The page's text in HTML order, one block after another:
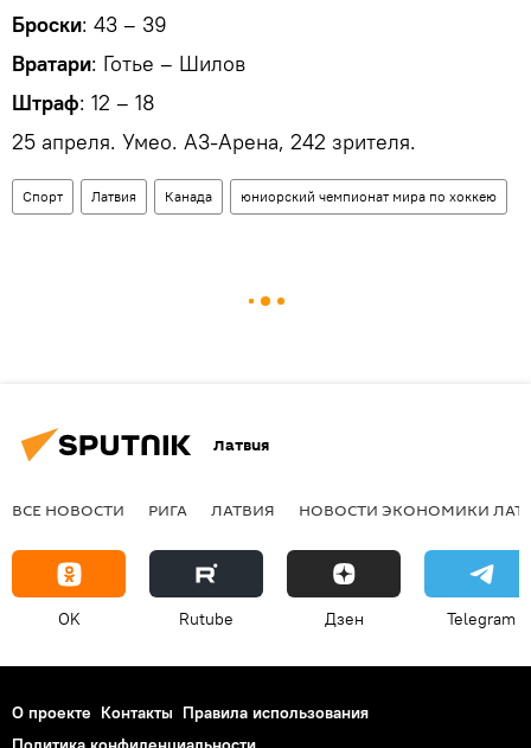
Броски: 43 – 39
Вратари: Готье – Шилов
Штраф: 12 – 18
25 апреля. Умео. А3-Арена, 242 зрителя.
Спорт Латвия Канада юниорский чемпионат мира по хоккею
Латвия
ВСЕ НОВОСТИ РИГА ЛАТВИЯ НОВОСТИ ЭКОНОМИКИ
OK Rutube Дзен Telegram
О проекте Контакты Правила использования